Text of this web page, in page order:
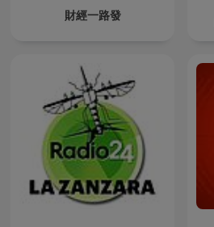
財經一路發